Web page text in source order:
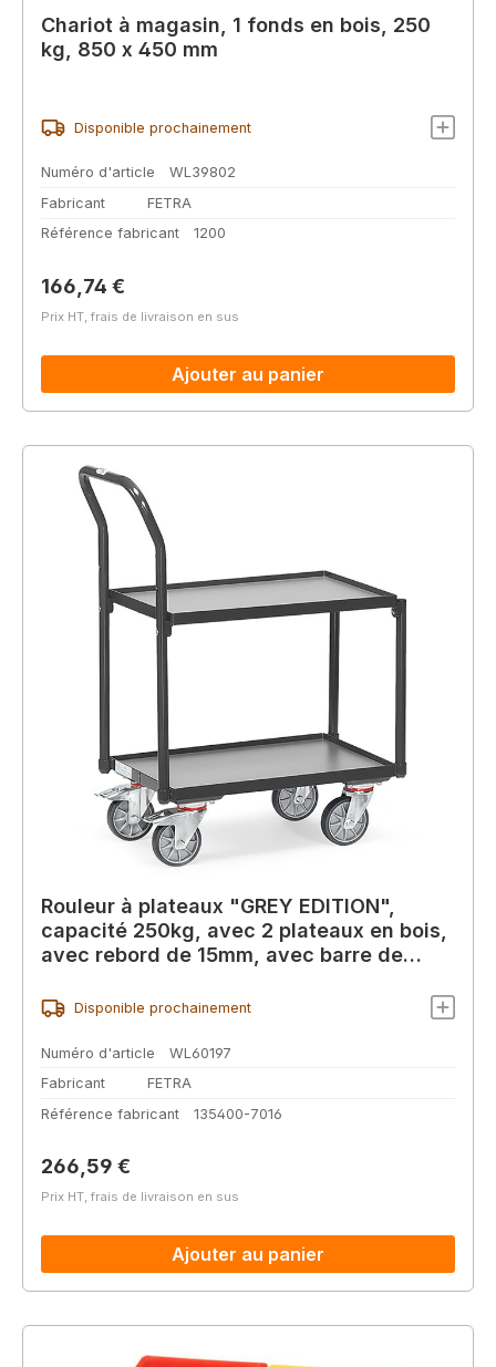
Chariot à magasin, 1 fonds en bois, 250
kg, 850 x 450 mm
Disponible prochainement
Numéro d'article
WL39802
Fabricant
FETRA
Référence fabricant
1200
Prix régulier :
166,74 €
Prix HT, frais de livraison en sus
Ajouter au panier
Rouleur à plateaux "GREY EDITION",
capacité 250kg, avec 2 plateaux en bois,
avec rebord de 15mm, avec barre de
Disponible prochainement
Numéro d'article
WL60197
Fabricant
FETRA
Référence fabricant
135400-7016
Prix régulier :
266,59 €
Prix HT, frais de livraison en sus
Ajouter au panier